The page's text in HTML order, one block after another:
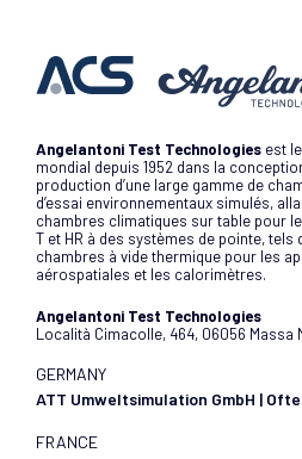
Angelantoni Test Technologies est
mondial depuis 1952 dans la
production d’une large gamme de
d’essai environnementaux simulés,
chambres climatiques sur table pour
T et HR à des systèmes de pointe, tels
chambres à vide thermique pour les
aérospatiales et les calorimètres.
Angelantoni Test Technologies
Località Cimacolle, 464, 06056 Massa
GERMANY
ATT Umweltsimulation GmbH |
FRANCE